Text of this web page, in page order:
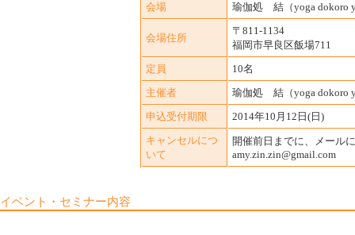
会場 瑜伽処 結（yoga dokoro
会場住所
〒811-1134
福岡市早良区飯場711
定員
10名
主催者
瑜伽処 結（yoga dokoro
申込受付期限
2014年10月12日(日)
キャンセルにつ
いて
開催前日までに、メール
amy.zin.zin@gmail.com
イベント・セミナー内容